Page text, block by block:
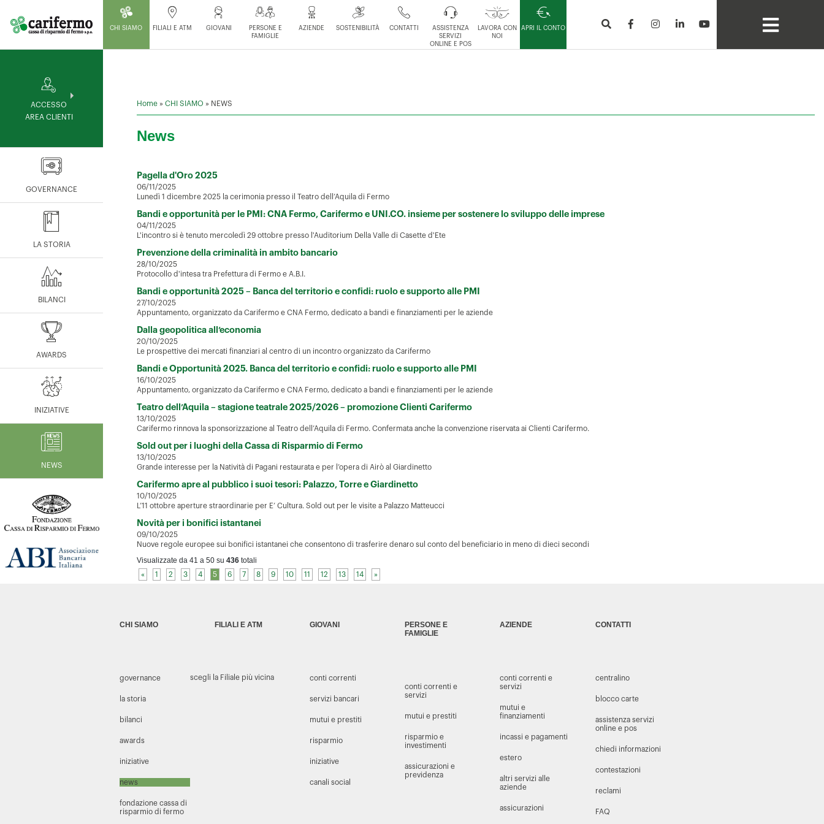
CHI SIAMO FILIALI E ATM GIOVANI
PERSONE E
FAMIGLIE
AZIENDE SOSTENIBILITÀ CONTATTI
ASSISTENZA
SERVIZI
ONLINE E POS
LAVORA CON
NOI
APRI IL CONTO
ACCESSO
AREA CLIENTI
GOVERNANCE
LA STORIA
BILANCI
AWARDS
INIZIATIVE
NEWS
Home »CHI SIAMO » NEWS
News
Pagella d'Oro 2025
06/11/2025
Lunedì 1 dicembre 2025 la cerimonia presso il Teatro dell’Aquila di Fermo
Bandi e opportunità per le PMI: CNA Fermo, Carifermo e UNI.CO. insieme per sostenere lo sviluppo delle imprese
04/11/2025
L'incontro si è tenuto mercoledì 29 ottobre presso l'Auditorium Della Valle di Casette d'Ete
Prevenzione della criminalità in ambito bancario
28/10/2025
Protocollo d'intesa tra Prefettura di Fermo e A.B.I.
Bandi e opportunità 2025 – Banca del territorio e confidi: ruolo e supporto alle PMI
27/10/2025
Appuntamento, organizzato da Carifermo e CNA Fermo, dedicato a bandi e finanziamenti per le aziende
Dalla geopolitica all’economia
20/10/2025
Le prospettive dei mercati finanziari al centro di un incontro organizzato da Carifermo
Bandi e Opportunità 2025. Banca del territorio e confidi: ruolo e supporto alle PMI
16/10/2025
Appuntamento, organizzato da Carifermo e CNA Fermo, dedicato a bandi e finanziamenti per le aziende
Teatro dell’Aquila – stagione teatrale 2025/2026 – promozione Clienti Carifermo
13/10/2025
Carifermo rinnova la sponsorizzazione al Teatro dell’Aquila di Fermo. Confermata anche la convenzione riservata ai Clienti Carifermo.
Sold out per i luoghi della Cassa di Risparmio di Fermo
13/10/2025
Grande interesse per la Natività di Pagani restaurata e per l’opera di Airò al Giardinetto
Carifermo apre al pubblico i suoi tesori: Palazzo, Torre e Giardinetto
10/10/2025
L’11 ottobre aperture straordinarie per E’ Cultura. Sold out per le visite a Palazzo Matteucci
Novità per i bonifici istantanei
09/10/2025
Nuove regole europee sui bonifici istantanei che consentono di trasferire denaro sul conto del beneficiario in meno di dieci secondi
Visualizzate da 41 a 50 su436 totali
« 1 2 3 4 5 6 7 8 9 10 11 12 13 14 »
CHI SIAMO
governance
la storia
bilanci
awards
iniziative
news
fondazione cassa di
risparmio di fermo
FILIALI E ATM
scegli la Filiale più vicina
GIOVANI
conti correnti
servizi bancari
mutui e prestiti
risparmio
iniziative
canali social
PERSONE E
FAMIGLIE
conti correnti e
servizi
mutui e prestiti
risparmio e
investimenti
assicurazioni e
previdenza
AZIENDE
conti correnti e
servizi
mutui e
finanziamenti
incassi e pagamenti
estero
altri servizi alle
aziende
assicurazioni
CONTATTI
centralino
blocco carte
assistenza servizi
online e pos
chiedi informazioni
contestazioni
reclami
FAQ